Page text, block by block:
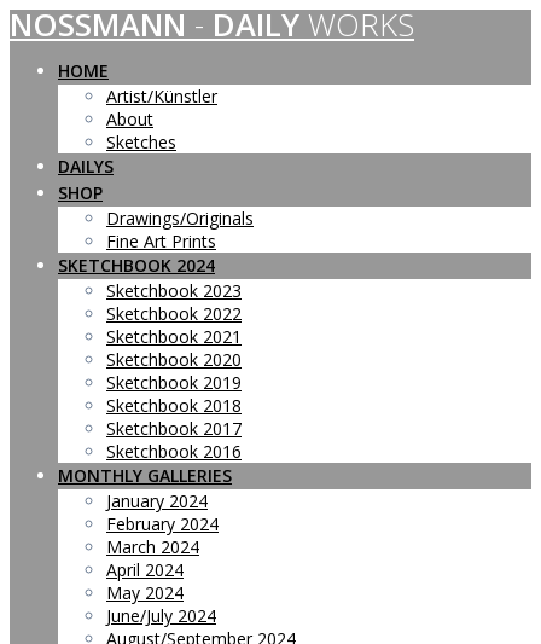
Skip
to
content
NOSSMANN - DAILY WORKS
HOME
Artist/Künstler
About
Sketches
DAILYS
SHOP
Drawings/Originals
Fine Art Prints
SKETCHBOOK 2024
Sketchbook 2023
Sketchbook 2022
Sketchbook 2021
Sketchbook 2020
Sketchbook 2019
Sketchbook 2018
Sketchbook 2017
Sketchbook 2016
MONTHLY GALLERIES
January 2024
February 2024
March 2024
April 2024
May 2024
June/July 2024
August/September 2024